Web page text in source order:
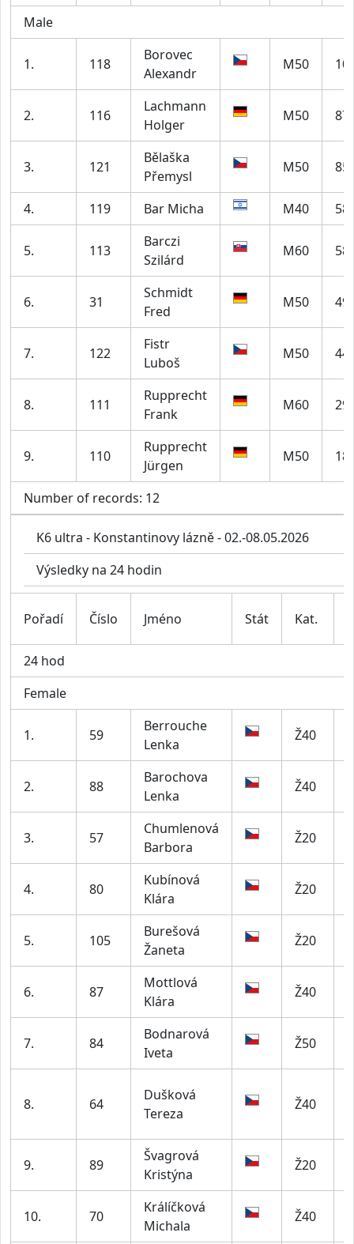
Male
1. 118
Borovec
Alexandr
M50
2. 116
Lachmann
Holger
M50 87
3. 121
Bělaška
Přemysl
M50 85
4. 119 Bar Micha M40 58
5. 113
Barczi
Szilárd
M60 58
6. 31
Schmidt
Fred
M50 49
7. 122
Fistr
Luboš
M50 44
8. 111
Rupprecht
Frank
M60 29
9. 110
Rupprecht
Jürgen
M50 18
Number of records: 12
K6 ultra - Konstantinovy lázně - 02.-08.05.2026
Výsledky na 24 hodin
Pořadí Číslo Jméno Stát Kat.
24 hod
Female
1. 59
Berrouche
Lenka
Ž40
2. 88
Barochova
Lenka
Ž40
3. 57
Chumlenová
Barbora
Ž20
4. 80
Kubínová
Klára
Ž20
5. 105
Burešová
Žaneta
Ž20
6. 87
Mottlová
Klára
Ž40
7. 84
Bodnarová
Iveta
Ž50
8. 64
Dušková
Tereza
Ž40
9. 89
Švagrová
Kristýna
Ž20
10. 70
Králíčková
Michala
Ž40